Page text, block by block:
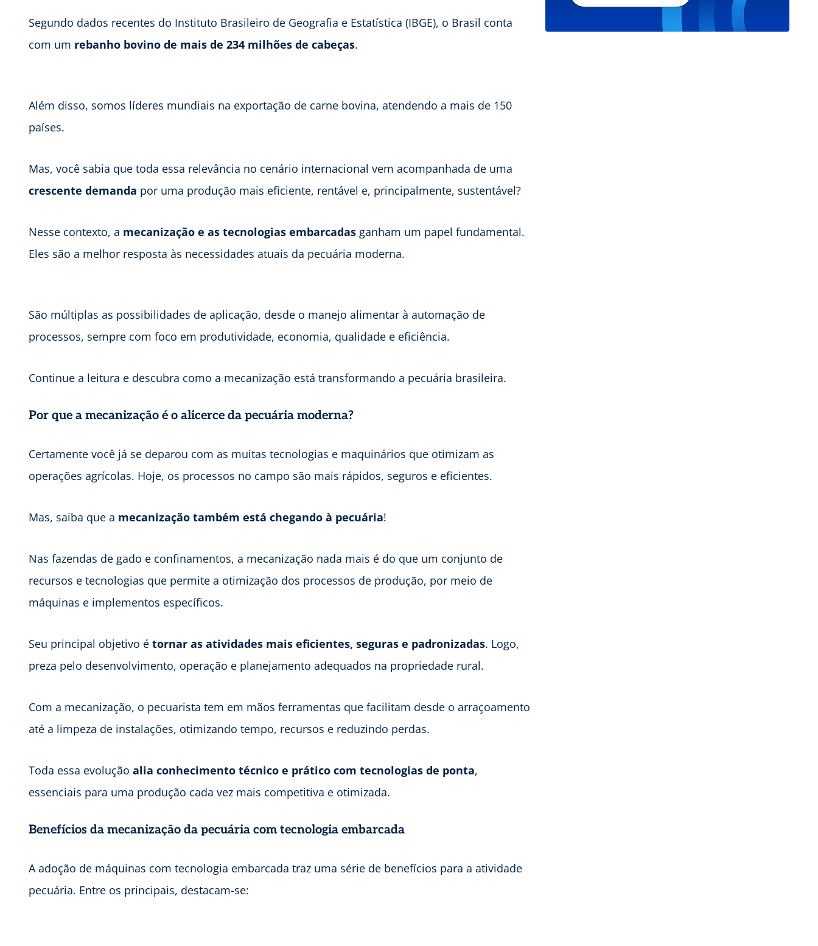
Segundo dados recentes do Instituto Brasileiro de Geografia e Estatística (IBGE), o Brasil conta
com um rebanho bovino de mais de 234 milhões de cabeças.
Além disso, somos líderes mundiais na exportação de carne bovina, atendendo a mais de 150
países.
Mas, você sabia que toda essa relevância no cenário internacional vem acompanhada de uma
crescente demanda por uma produção mais eficiente, rentável e, principalmente, sustentável?
Nesse contexto, a mecanização e as tecnologias embarcadas ganham um papel fundamental.
Eles são a melhor resposta às necessidades atuais da pecuária moderna.
São múltiplas as possibilidades de aplicação, desde o manejo alimentar à automação de
processos, sempre com foco em produtividade, economia, qualidade e eficiência.
Continue a leitura e descubra como a mecanização está transformando a pecuária brasileira.
Por que a mecanização é o alicerce da pecuária moderna?
Certamente você já se deparou com as muitas tecnologias e maquinários que otimizam as
operações agrícolas. Hoje, os processos no campo são mais rápidos, seguros e eficientes.
Mas, saiba que a mecanização também está chegando à pecuária!
Nas fazendas de gado e confinamentos, a mecanização nada mais é do que um conjunto de
recursos e tecnologias que permite a otimização dos processos de produção, por meio de
máquinas e implementos específicos.
Seu principal objetivo é tornar as atividades mais eficientes, seguras e padronizadas. Logo,
preza pelo desenvolvimento, operação e planejamento adequados na propriedade rural.
Com a mecanização, o pecuarista tem em mãos ferramentas que facilitam desde o arraçoamento
até a limpeza de instalações, otimizando tempo, recursos e reduzindo perdas.
Toda essa evolução alia conhecimento técnico e prático com tecnologias de ponta,
essenciais para uma produção cada vez mais competitiva e otimizada.
Benefícios da mecanização da pecuária com tecnologia embarcada
A adoção de máquinas com tecnologia embarcada traz uma série de benefícios para a atividade
pecuária. Entre os principais, destacam-se: